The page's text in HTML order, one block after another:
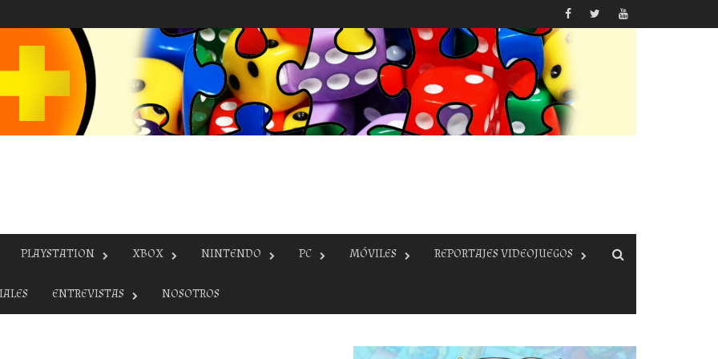
PLAYSTATION XBOX NINTENDO PC MÓVILES REPORTAJES VIDEOJUEGOS
ENTREVISTAS NOSOTROS